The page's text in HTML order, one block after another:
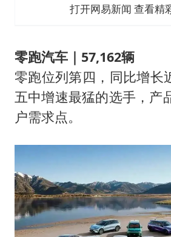
打开网易新闻 查看精
零跑汽车｜57,162辆
零跑位列第四，同比增长
五中增速最猛的选手，产
户需求点。